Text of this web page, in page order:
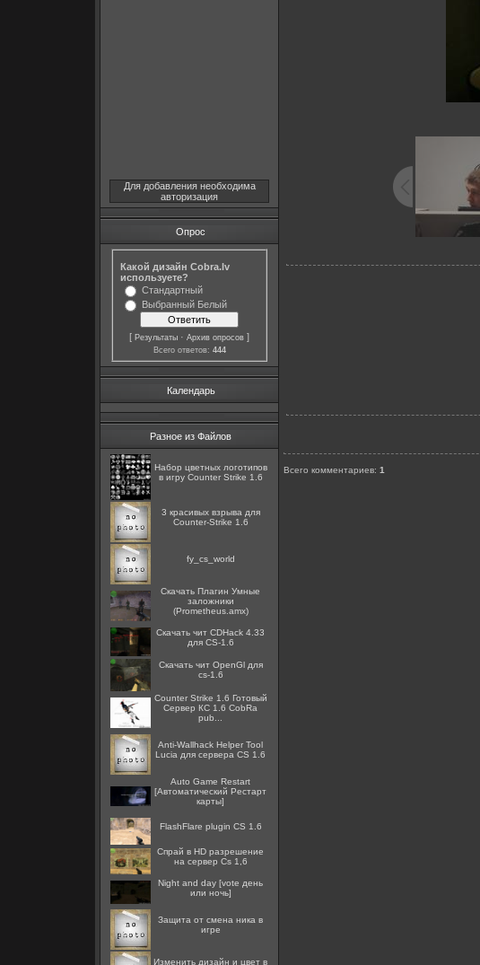
Для добавления необходима
авторизация
Опрос
Какой дизайн Cobra.lv
используете?
Стандартный
Выбранный Белый
[ Результаты · Архив опросов ]
Всего ответов: 444
Календарь
Разное из Файлов
Набор цветных логотипов
в игру Counter Strike 1.6
3 красивых взрыва для
Counter-Strike 1.6
fy_cs_world
Скачать Плагин Умные
заложники
(Prometheus.amx)
Скачать чит CDHack 4.33
для CS-1.6
Скачать чит OpenGl для
cs-1.6
Counter Strike 1.6 Готовый
Сервер КС 1.6 CobRa
pub...
Anti-Wallhack Helper Tool
Lucia для сервера CS 1.6
Auto Game Restart
[Автоматический Рестарт
карты]
FlashFlare plugin CS 1.6
Спрай в HD разрешение
на сервер Cs 1,6
Night and day [vote день
или ночь]
Защита от смена ника в
игре
Изменить дизайн и цвет в
Всего комментариев: 1